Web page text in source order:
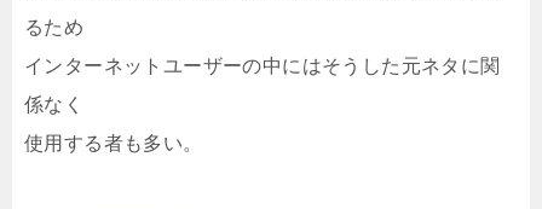
るため
インターネットユーザーの中にはそうした元ネタに関
係なく
使用する者も多い。